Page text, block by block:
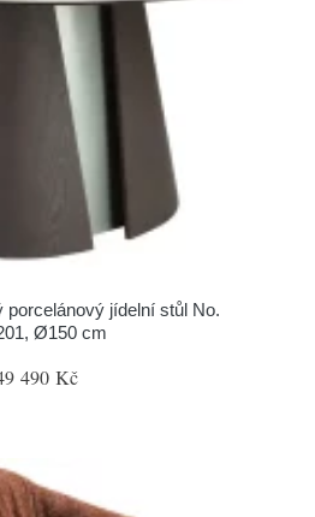
porcelánový jídelní stůl No.
Ø150 cm
490 Kč